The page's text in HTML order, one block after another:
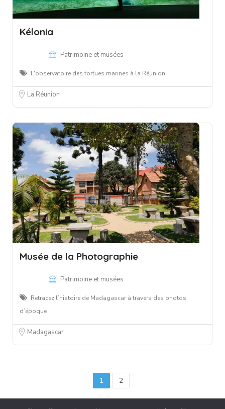
Kélonia
Patrimoine et musées
L'observatoire des tortues marines à la Réunion
La Réunion
Musée de la Photographie
Patrimoine et musées
Retracez l’histoire de Madagascar à travers des photos
d’époque
Madagascar
1 2